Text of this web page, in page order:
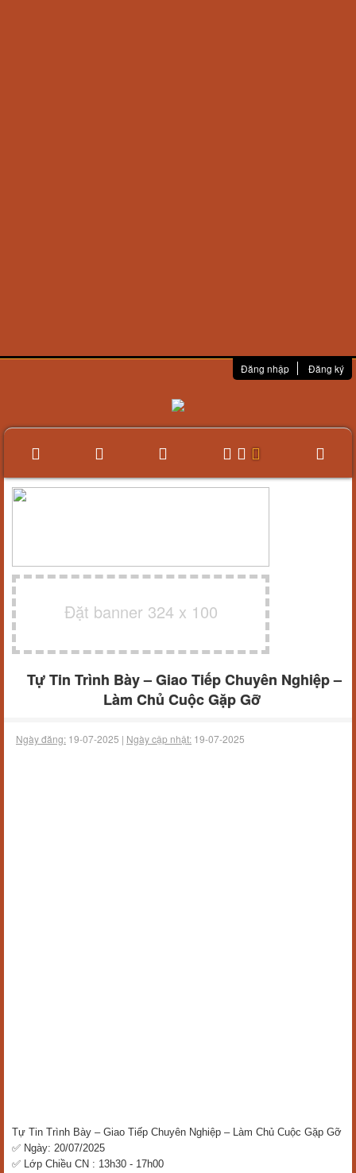
Đăng nhập Đăng ký
Đặt banner 324 x 100
Tự Tin Trình Bày – Giao Tiếp Chuyên Nghiệp –
Làm Chủ Cuộc Gặp Gỡ
Ngày đăng: 19-07-2025 | Ngày cập nhật: 19-07-2025
Tự Tin Trình Bày – Giao Tiếp Chuyên Nghiệp – Làm Chủ Cuộc Gặp Gỡ
✅ Ngày: 20/07/2025
✅ Lớp Chiều CN : 13h30 - 17h00